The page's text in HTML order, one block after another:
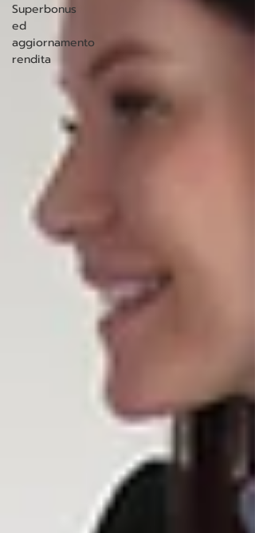
Superbonus
ed
aggiornamento
rendita